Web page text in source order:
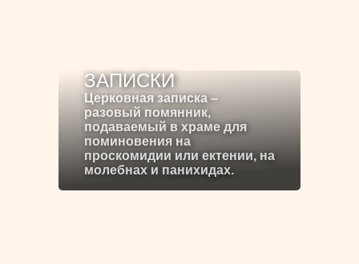
ЗАПИСКИ
Церковная записка –
разовый помянник,
подаваемый в храме для
поминовения на
проскомидии или ектении, на
молебнах и панихидах.